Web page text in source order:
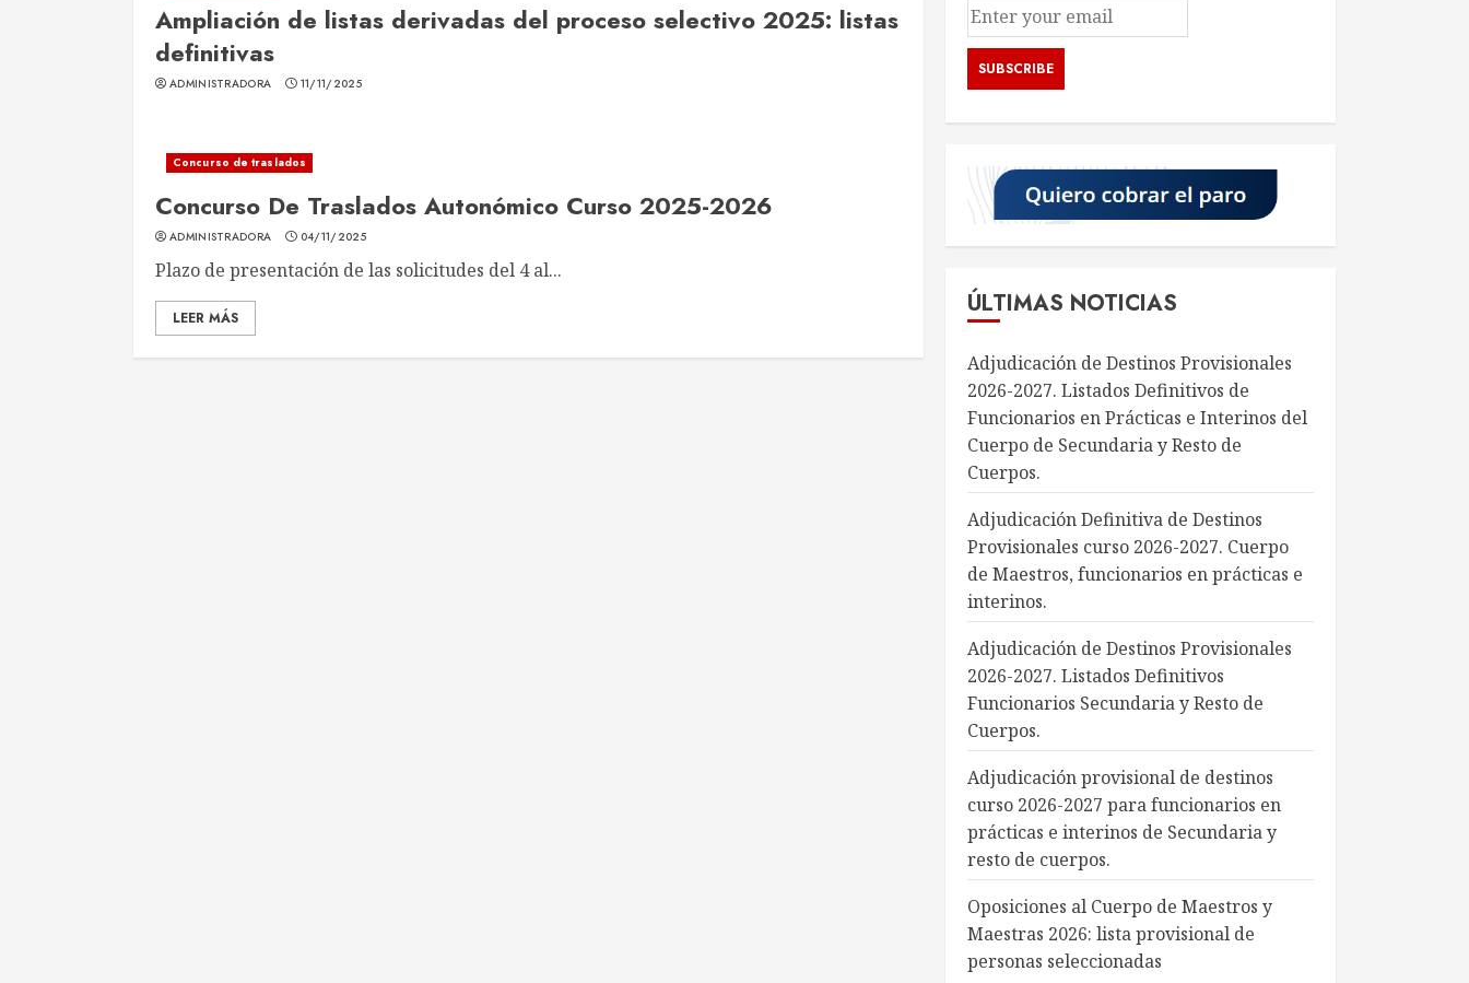
Ampliación de listas derivadas del proceso selectivo 2025: listas
definitivas
ADMINISTRADORA 11/11/2025
Concurso de traslados
Concurso De Traslados Autonómico Curso 2025-2026
ADMINISTRADORA 04/11/2025
Plazo de presentación de las solicitudes del 4 al...
LEER MÁS ÚLTIMAS NOTICIAS
Adjudicación de Destinos Provisionales
2026-2027. Listados Definitivos de
Funcionarios en Prácticas e Interinos del
Cuerpo de Secundaria y Resto de
Cuerpos.
Adjudicación Definitiva de Destinos
Provisionales curso 2026-2027. Cuerpo
de Maestros, funcionarios en prácticas e
interinos.
Adjudicación de Destinos Provisionales
2026-2027. Listados Definitivos
Funcionarios Secundaria y Resto de
Cuerpos.
Adjudicación provisional de destinos
curso 2026-2027 para funcionarios en
prácticas e interinos de Secundaria y
resto de cuerpos.
Oposiciones al Cuerpo de Maestros y
Maestras 2026: lista provisional de
personas seleccionadas